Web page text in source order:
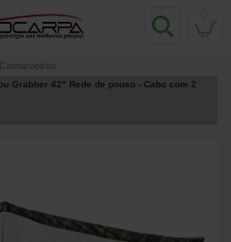
Camaroeiros
Grabber 42" Rede de pouso - Cabo com 2